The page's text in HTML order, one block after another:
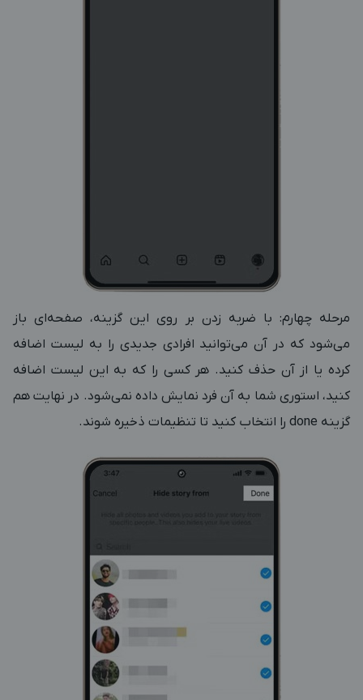
مرحله چهارم: با ضربه زدن بر روی این گزینه، صفحه‌ای باز
می‌شود که در آن می‌توانید افرادی جدیدی را به لیست اضافه
کرده یا از آن حذف کنید. هر کسی را که به این لیست اضافه
کنید، استوری شما به آن فرد نمایش داده نمی‌شود. در نهایت هم
گزینه done را انتخاب کنید تا تنظیمات ذخیره شوند.